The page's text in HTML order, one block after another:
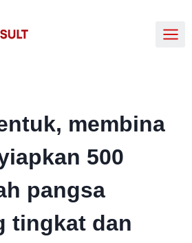
membina
500
pangsa
tingkat dan